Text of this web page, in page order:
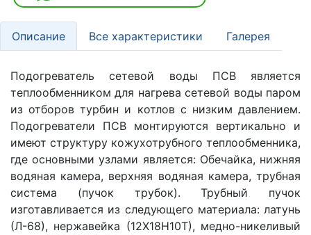
Описание Все характеристики Галерея
Подогреватель сетевой воды ПСВ является
теплообменником для нагрева сетевой воды паром
из отборов турбин и котлов с низким давлением.
Подогреватели ПСВ монтируются вертикально и
имеют структуру кожухотрубного теплообменника,
где основными узлами является: Обечайка, нижняя
водяная камера, верхняя водяная камера, трубная
система (пучок трубок). Трубный пучок
изготавливается из следующего материала: латунь
(Л-68), нержавейка (12Х18Н10Т), медно-никеливый